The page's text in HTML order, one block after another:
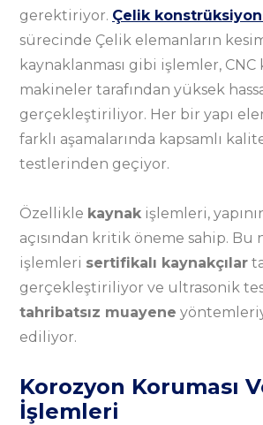
gerektiriyor. Çelik
sürecinde Çelik elemanların
kaynaklanması gibi işlemler,
makineler tarafından yüksek
gerçekleştiriliyor. Her bir yapı
farklı aşamalarında kapsamlı
testlerinden geçiyor.
Özellikle kaynak işlemleri,
açısından kritik öneme sahip. Bu
işlemleri sertifikalı kaynakçılar
gerçekleştiriliyor ve ultrasonik
tahribatsız muayene
ediliyor.
Korozyon Koruması
İşlemleri